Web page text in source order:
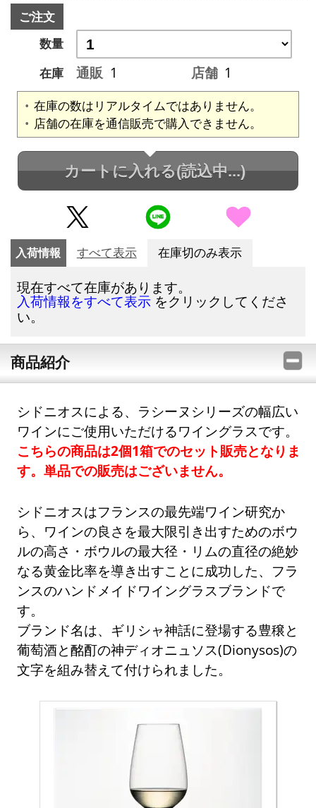
ご注文
数量
在庫
通販 1 店舗 1
在庫の数はリアルタイムではありません。
店舗の在庫を通信販売で購入できません。
カートに入れる(読込中...)
入荷情報 すべて表示 在庫切のみ表示
現在すべて在庫があります。
入荷情報をすべて表示 をクリックしてくださ
い。
商品紹介
シドニオスによる、ラシーヌシリーズの幅広い
ワインにご使用いただけるワイングラスです。
こちらの商品は2個1箱でのセット販売となりま
す。単品での販売はございません。
シドニオスはフランスの最先端ワイン研究か
ら、ワインの良さを最大限引き出すためのボウ
ルの高さ・ボウルの最大径・リムの直径の絶妙
なる黄金比率を導き出すことに成功した、フラ
ンスのハンドメイドワイングラスブランドで
す。
ブランド名は、ギリシャ神話に登場する豊穣と
葡萄酒と酩酊の神ディオニュソス(Dionysos)の
文字を組み替えて付けられました。